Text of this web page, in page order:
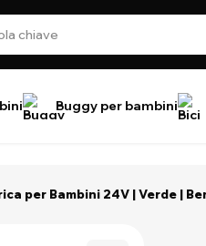
Buggy per bambini
per Bambini 24V | Verde |